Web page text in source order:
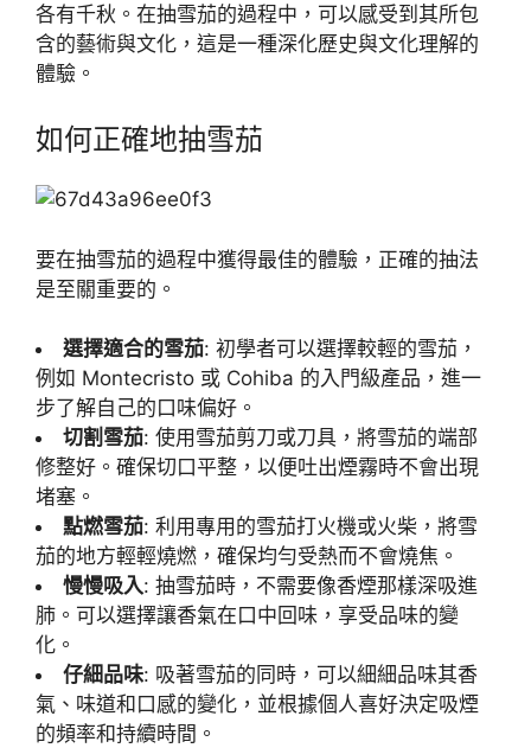
各有千秋。在抽雪茄的過程中，可以感受到其所包
含的藝術與文化，這是一種深化歷史與文化理解的
體驗。
如何正確地抽雪茄
要在抽雪茄的過程中獲得最佳的體驗，正確的抽法
是至關重要的。
選擇適合的雪茄: 初學者可以選擇較輕的雪茄，
例如 Montecristo 或 Cohiba 的入門級產品，進一
步了解自己的口味偏好。
切割雪茄: 使用雪茄剪刀或刀具，將雪茄的端部
修整好。確保切口平整，以便吐出煙霧時不會出現
堵塞。
點燃雪茄: 利用專用的雪茄打火機或火柴，將雪
茄的地方輕輕燒燃，確保均勻受熱而不會燒焦。
慢慢吸入: 抽雪茄時，不需要像香煙那樣深吸進
肺。可以選擇讓香氣在口中回味，享受品味的變
化。
仔細品味: 吸著雪茄的同時，可以細細品味其香
氣、味道和口感的變化，並根據個人喜好決定吸煙
的頻率和持續時間。